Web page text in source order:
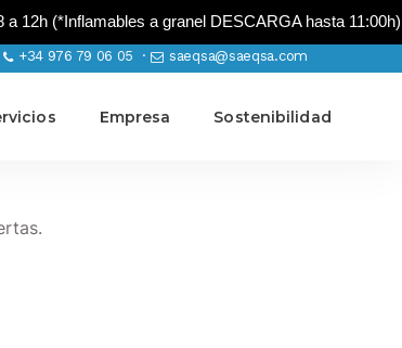
12h (*Inflamables a granel DESCARGA hasta 11:00h)
+34 976 79 06 05 · saeqsa@saeqsa.com
Empresa Sostenibilidad